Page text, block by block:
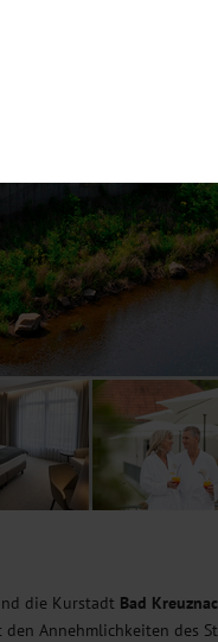
die Kurstadt Bad
Annehmlichkeiten des
der Seite unbedingt
bei einem erneuten
Webseite weiter zu
die
hierfür Dienste von
erfassten Daten,
Ihre Einwilligung
Ihnen personalisierte